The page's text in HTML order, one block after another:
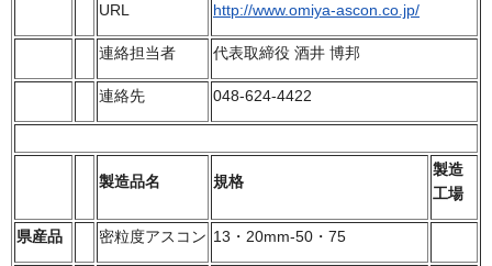
URL http://www.omiya-ascon.co.jp/
連絡担当者 代表取締役 酒井 博邦
連絡先 048-624-4422
製造品名 規格
製造
工場
県産品 密粒度アスコン 13・20mm-50・75